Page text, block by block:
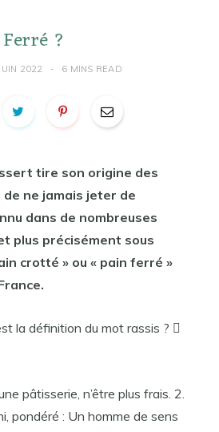
?
2022 6 MINS READ
tire son origine des
ne jamais jeter de
dans de nombreuses
plus précisément sous
crotté » ou « pain ferré »
la définition du mot rassis ? 
pâtisserie, n’être plus frais. 2.
pondéré : Un homme de sens